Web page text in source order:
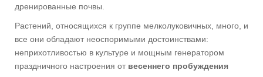
дренированные почвы.
Растений, относящихся к группе мелколуковичных, много, и
все они обладают неоспоримыми достоинствами:
неприхотливостью в культуре и мощным генератором
праздничного настроения от весеннего пробуждения